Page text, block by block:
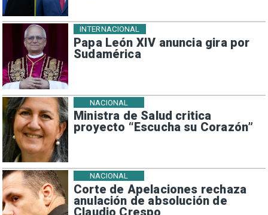
Papa León XIV anuncia gira por
Sudamérica
INTERNACIONAL
Ministra de Salud critica
proyecto “Escucha su Corazón”
NACIONAL
Corte de Apelaciones rechaza
anulación de absolución de
Claudio Crespo
NACIONAL